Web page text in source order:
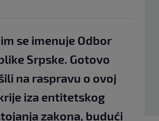
se imenuje Odbor
Srpske. Gotovo
na raspravu o ovoj
iza entitetskog
zakona, budući